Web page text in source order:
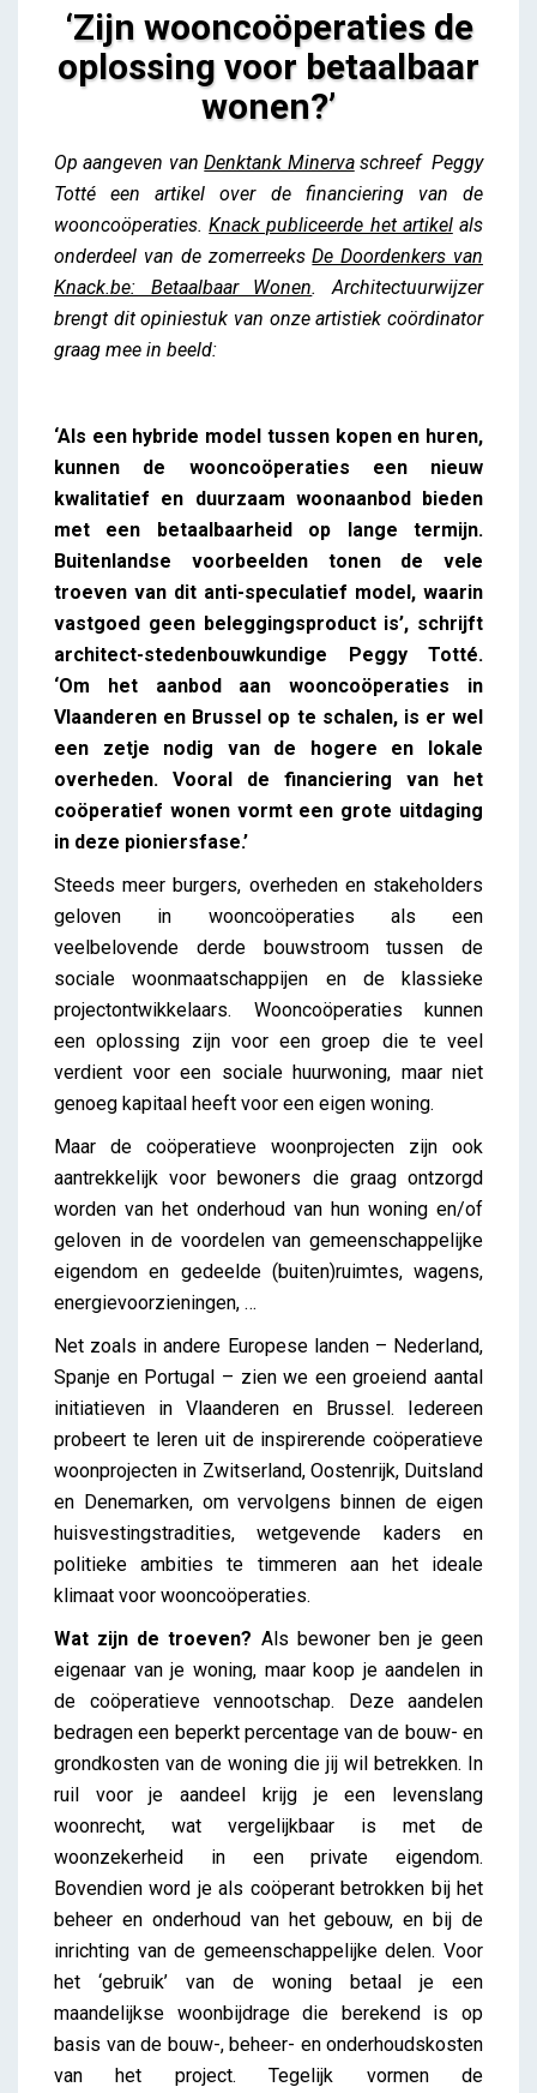
‘Zijn wooncoöperaties de
oplossing voor betaalbaar
wonen?’
‘Zijn wooncoöperaties de oplossing voor
betaalbaar wonen?’
Op aangeven vanDenktank Minervaschreef Peggy
Totté een artikel over de financiering van de
wooncoöperaties.Knack publiceerde het artikelals
onderdeel van de zomerreeksDe Doordenkers van
Knack.be: Betaalbaar Wonen. Architectuurwijzer
brengt dit opiniestuk van onze artistiek coördinator
graag mee in beeld:
‘Als een hybride model tussen kopen en huren,
kunnen de wooncoöperaties een nieuw
kwalitatief en duurzaam woonaanbod bieden
met een betaalbaarheid op lange termijn.
Buitenlandse voorbeelden tonen de vele
troeven van dit anti-speculatief model, waarin
vastgoed geen beleggingsproduct is’, schrijft
architect-stedenbouwkundige Peggy Totté.
‘Om het aanbod aan wooncoöperaties in
Vlaanderen en Brussel op te schalen, is er wel
een zetje nodig van de hogere en lokale
overheden. Vooral de financiering van het
coöperatief wonen vormt een grote uitdaging
in deze pioniersfase.’
Steeds meer burgers, overheden en stakeholders
geloven in wooncoöperaties als een
veelbelovende derde bouwstroom tussen de
sociale woonmaatschappijen en de klassieke
projectontwikkelaars. Wooncoöperaties kunnen
een oplossing zijn voor een groep die te veel
verdient voor een sociale huurwoning, maar niet
genoeg kapitaal heeft voor een eigen woning.
Maar de coöperatieve woonprojecten zijn ook
aantrekkelijk voor bewoners die graag ontzorgd
worden van het onderhoud van hun woning en/of
geloven in de voordelen van gemeenschappelijke
eigendom en gedeelde (buiten)ruimtes, wagens,
energievoorzieningen, …
Net zoals in andere Europese landen – Nederland,
Spanje en Portugal – zien we een groeiend aantal
initiatieven in Vlaanderen en Brussel. Iedereen
probeert te leren uit de inspirerende coöperatieve
woonprojecten in Zwitserland, Oostenrijk, Duitsland
en Denemarken, om vervolgens binnen de eigen
huisvestingstradities, wetgevende kaders en
politieke ambities te timmeren aan het ideale
klimaat voor wooncoöperaties.
Wat zijn de troeven? Als bewoner ben je geen
eigenaar van je woning, maar koop je aandelen in
de coöperatieve vennootschap. Deze aandelen
bedragen een beperkt percentage van de bouw- en
grondkosten van de woning die jij wil betrekken. In
ruil voor je aandeel krijg je een levenslang
woonrecht, wat vergelijkbaar is met de
woonzekerheid in een private eigendom.
Bovendien word je als coöperant betrokken bij het
beheer en onderhoud van het gebouw, en bij de
inrichting van de gemeenschappelijke delen. Voor
het ‘gebruik’ van de woning betaal je een
maandelijkse woonbijdrage die berekend is op
basis van de bouw-, beheer- en onderhoudskosten
van het project. Tegelijk vormen de